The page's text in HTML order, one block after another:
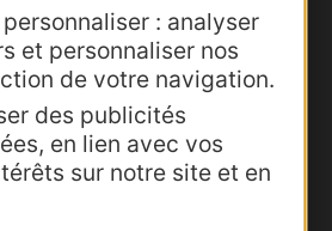
: analyser
et personnaliser nos
de votre navigation.
des publicités
en lien avec vos
sur notre site et en